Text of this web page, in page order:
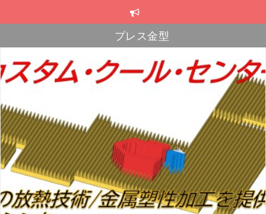
ン
へ
ス
ッ
プ
プレス金型
スカイブ・ヒートシンク
プレス金型